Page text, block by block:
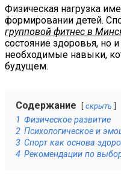
Физическая нагрузка
формировании детей.
групповой фитнес в
состояние здоровья, но
необходимые навыки,
будущем.
Содержание скрыть
1 Физическое развитие
2 Психологическое и
3 Спорт как основа
4 Рекомендации по